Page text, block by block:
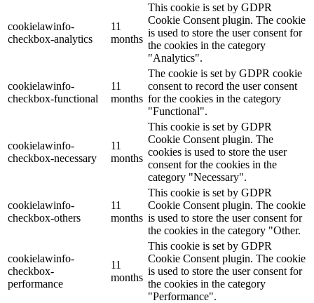
cookielawinfo-
checkbox-analytics
11
months
This cookie is set by GDPR
Cookie Consent plugin. The cookie
is used to store the user consent for
the cookies in the category
"Analytics".
cookielawinfo-
checkbox-functional
11
months
The cookie is set by GDPR cookie
consent to record the user consent
for the cookies in the category
"Functional".
cookielawinfo-
checkbox-necessary
11
months
This cookie is set by GDPR
Cookie Consent plugin. The
cookies is used to store the user
consent for the cookies in the
category "Necessary".
cookielawinfo-
checkbox-others
11
months
This cookie is set by GDPR
Cookie Consent plugin. The cookie
is used to store the user consent for
the cookies in the category "Other.
cookielawinfo-
checkbox-
performance
11
months
This cookie is set by GDPR
Cookie Consent plugin. The cookie
is used to store the user consent for
the cookies in the category
"Performance".